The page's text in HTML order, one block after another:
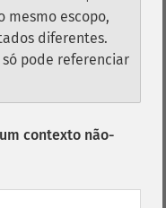
mesmo escopo,
diferentes.
só pode referenciar
contexto não-